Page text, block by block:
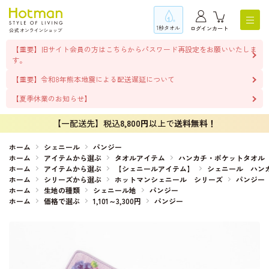
1秒タオル ログインカート
【重要】旧サイト会員の方はこちらからパスワード再設定をお願いいたしま
す。
【重要】令和8年熊本地震による配送遅延について
【夏季休業のお知らせ】
【一配送先】税込8,800円以上で送料無料！
ホーム シェニール
パンジー
ホーム
アイテムから選ぶ タオルアイテム
ハンカチ・ポケットタオル
ホーム
アイテムから選ぶ 【シェニールアイテム】
シェニール ハン
ホーム
シリーズから選ぶ ホットマンシェニール シリーズ
パンジー
ホーム
生地の種類 シェニール地
パンジー
ホーム
価格で選ぶ 1,101～3,300円 パンジー